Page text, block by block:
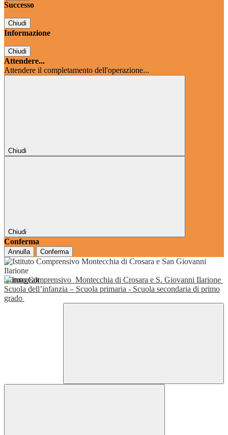
Successo
Chiudi
Informazione
Chiudi
Attendere...
Attendere il completamento dell'operazione...
Chiudi
Chiudi
Conferma
Annulla Conferma
Istituto Comprensivo Montecchia di Crosara e S. Giovanni Ilarione
Scuola dell’infanzia – Scuola primaria - Scuola secondaria di primo
grado